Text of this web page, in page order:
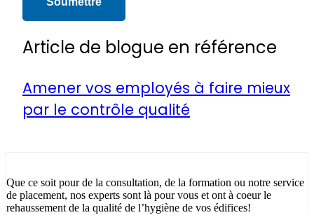
Article de blogue en référence
Amener vos employés à faire mieux
par le contrôle qualité
Que ce soit pour de la consultation, de la formation ou notre service
de placement, nos experts sont là pour vous et ont à coeur le
rehaussement de la qualité de l’hygiène de vos édifices!